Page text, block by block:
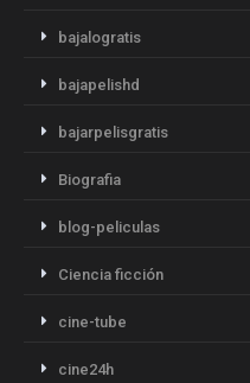
bajalogratis
bajapelishd
bajarpelisgratis
Biografia
blog-peliculas
Ciencia ficción
cine-tube
cine24h